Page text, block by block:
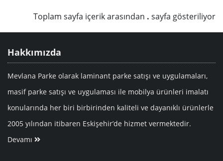
Toplam sayfa içerik arasından . sayfa gösteriliyor
Hakkımızda
Mevlana Parke olarak laminant parke satışı ve uygulamaları,
masif parke satışı ve uygulaması ile mobilya ürünleri imalatı
konularında her biri birbirinden kaliteli ve dayanıklı ürünlerle
2005 yılından itibaren Eskişehir’de hizmet vermektedir.
Devamı